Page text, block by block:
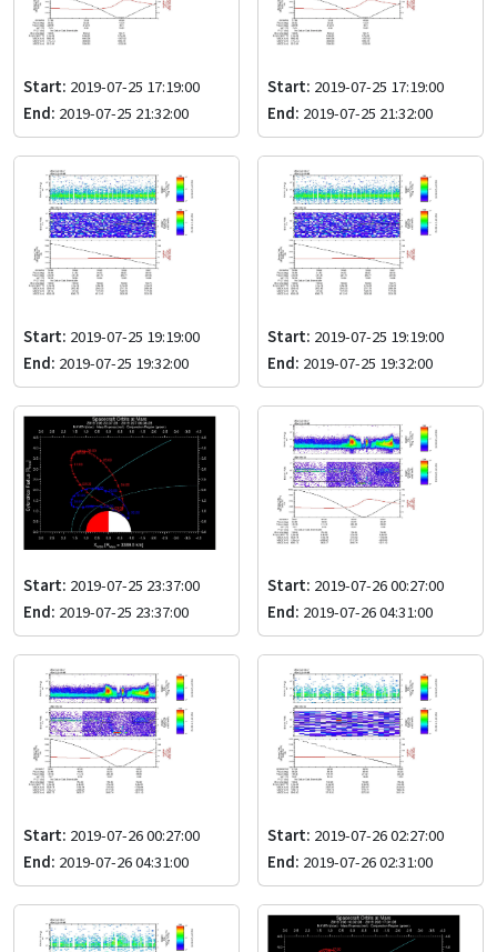
Start: 2019-07-25 17:19:00
End: 2019-07-25 21:32:00
Start: 2019-07-25 17:19:00
End: 2019-07-25 21:32:00
Start: 2019-07-25 19:19:00
End: 2019-07-25 19:32:00
Start: 2019-07-25 19:19:00
End: 2019-07-25 19:32:00
Start: 2019-07-25 23:37:00
End: 2019-07-25 23:37:00
Start: 2019-07-26 00:27:00
End: 2019-07-26 04:31:00
Start: 2019-07-26 00:27:00
End: 2019-07-26 04:31:00
Start: 2019-07-26 02:27:00
End: 2019-07-26 02:31:00